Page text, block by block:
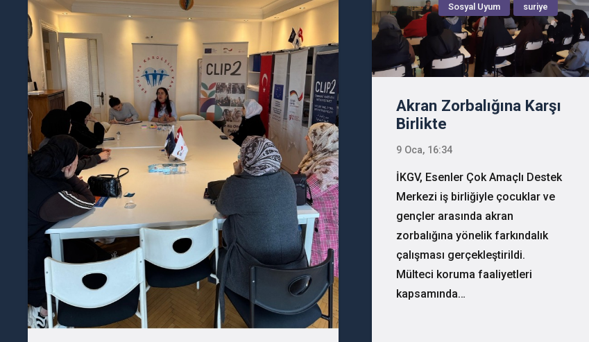
Sosyal Uyum suriye
Akran Zorbalığına Karşı
Birlikte
9 Oca, 16:34
İKGV, Esenler Çok Amaçlı Destek
Merkezi iş birliğiyle çocuklar ve
gençler arasında akran
zorbalığına yönelik farkındalık
çalışması gerçekleştirildi.
Mülteci koruma faaliyetleri
kapsamında…